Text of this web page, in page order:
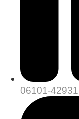
06101-42931